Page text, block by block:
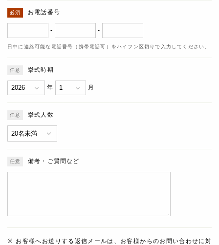
お電話番号
- -
日中に連絡可能な電話番号（携帯電話可）をハイフン区切りで入力してください。
挙式時期
年 月
挙式人数
備考・ご質問など
お客様へお送りする返信メールは、お客様からのお問い合わせに対